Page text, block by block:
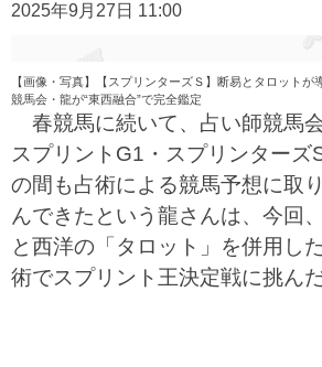
2025年9月27日 11:00
【画像・写真】【スプリンターズＳ】断易とタロットが
競馬会・龍が“東西融合”で完全鑑定
春競馬に続いて、占い師競馬
スプリントG1・スプリンターズ
の間も占術による競馬予想に取
んできたという龍さんは、今回
と西洋の「タロット」を併用し
術でスプリント王決定戦に挑んだ